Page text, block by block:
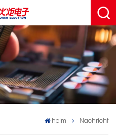
heim Nachricht